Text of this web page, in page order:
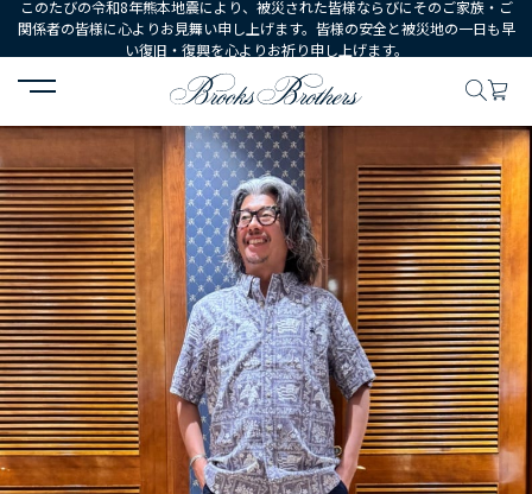
このたびの令和8年熊本地震により、被災された皆様ならびにそのご家族・ご
関係者の皆様に心よりお見舞い申し上げます。皆様の安全と被災地の一日も早
い復旧・復興を心よりお祈り申し上げます。
HOME コーディネート コーディネート詳細